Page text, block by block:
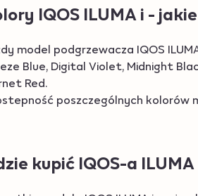
IQOS ILUMA i -
model podgrzewacza IQOS
Blue, Digital Violet, Midnight
Red.
poszczególnych kolorów
kupić IQOS-a ILUMA